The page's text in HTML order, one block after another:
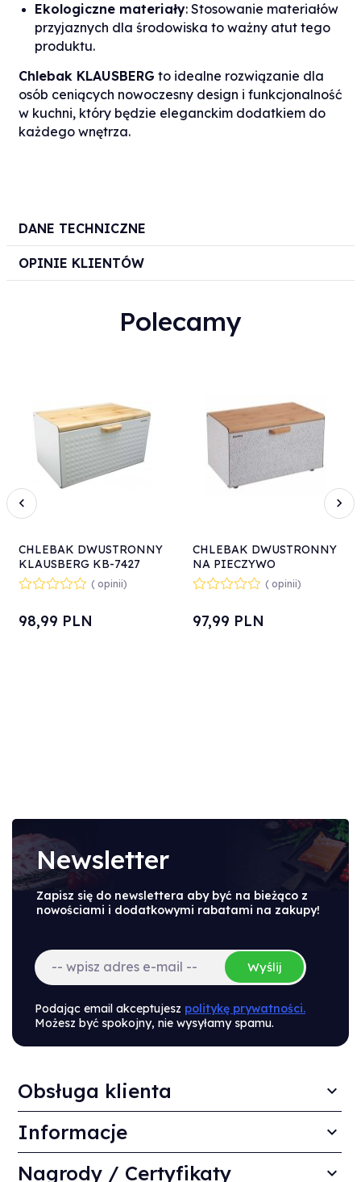
Ekologiczne materiały: Stosowanie materiałów
przyjaznych dla środowiska to ważny atut tego
produktu.
Chlebak KLAUSBERG to idealne rozwiązanie dla
osób ceniących nowoczesny design i funkcjonalność
w kuchni, który będzie eleganckim dodatkiem do
każdego wnętrza.
DANE TECHNICZNE
OPINIE KLIENTÓW
Polecamy
CHLEBAK DWUSTRONNY
KLAUSBERG KB-7427
biały
( opinii)
98,99 PLN
CHLEBAK DWUSTRONNY
NA PIECZYWO
KLAUSBERG KB-7466
( opinii)
97,99 PLN
Newsletter
Zapisz się do newslettera aby być na bieżąco z
nowościami i dodatkowymi rabatami na zakupy!
Wyślij
Podając email akceptujesz politykę prywatności.
Możesz być spokojny, nie wysyłamy spamu.
Obsługa klienta
Informacje
Nagrody / Certyfikaty